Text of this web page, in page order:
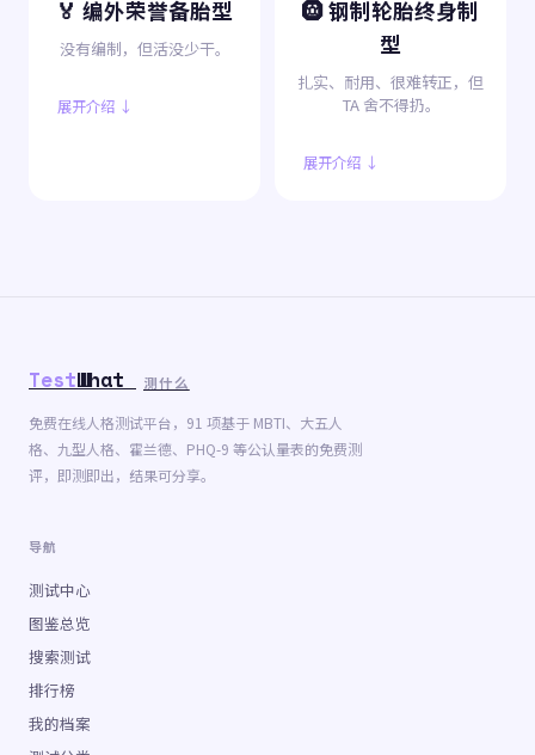
🏅 编外荣誉备胎型
没有编制，但活没少干。
展开介绍 ↓
🛞 钢制轮胎终身制
型
扎实、耐用、很难转正，但
TA 舍不得扔。
展开介绍 ↓
TestWhat 测什么
免费在线人格测试平台，91 项基于 MBTI、大五人
格、九型人格、霍兰德、PHQ-9 等公认量表的免费测
评，即测即出，结果可分享。
导航
测试中心
图鉴总览
搜索测试
排行榜
我的档案